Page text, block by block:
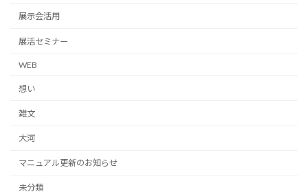
展示会活用
展活セミナー
WEB
想い
雑文
大河
マニュアル更新のお知らせ
未分類